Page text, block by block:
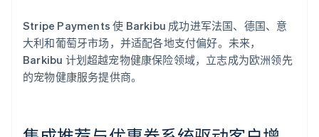
Stripe Payments 使 Barkibu 成功进军法国、德国、意
大利和葡萄牙市场，并适配各地支付偏好。未来，
Barkibu 计划超越宠物健康保险领域，立志成为欧洲领先
的宠物健康服务提供商。